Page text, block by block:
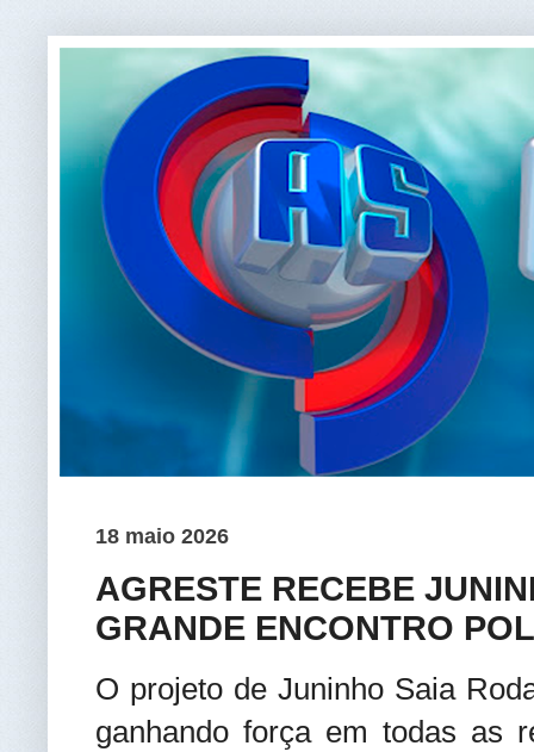
18 maio 2026
AGRESTE RECEBE
GRANDE ENCONTRO
O projeto de Juninho Saia
ganhando força em todas as